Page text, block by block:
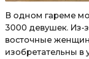
В одном гареме
3000 девушек. Из-
восточные
изобретательны в